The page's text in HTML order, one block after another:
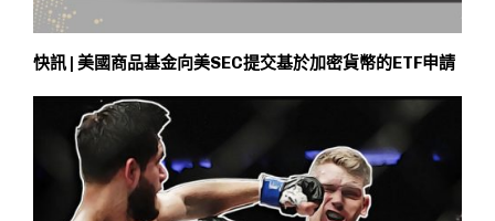
快訊 | 美國商品基金向美SEC提交基於加密貨幣的ETF申請